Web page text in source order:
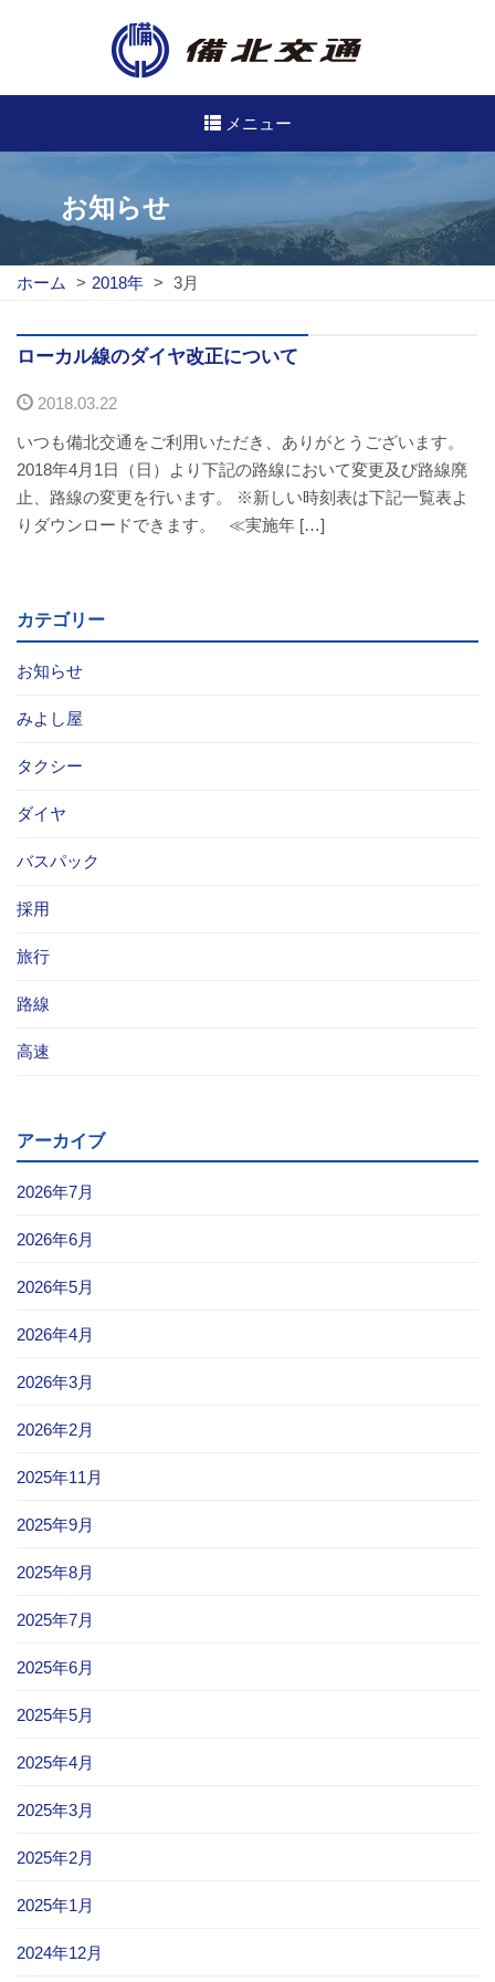
メニュー
高速バス
路線バス
路線図
定期券について
バスのご利用方法
バスパックについて
まごころツアー
企業情報
備北交通の歴史（アルバム）
リンク
お知らせ
ホーム > 2018年 > 3月
ローカル線のダイヤ改正について
2018.03.22
いつも備北交通をご利用いただき、ありがとうございます。
2018年4月1日（日）より下記の路線において変更及び路線廃
止、路線の変更を行います。 ※新しい時刻表は下記一覧表よ
りダウンロードできます。 ≪実施年 […]
カテゴリー
お知らせ
みよし屋
タクシー
ダイヤ
バスパック
採用
旅行
路線
高速
アーカイブ
2026年7月
2026年6月
2026年5月
2026年4月
2026年3月
2026年2月
2025年11月
2025年9月
2025年8月
2025年7月
2025年6月
2025年5月
2025年4月
2025年3月
2025年2月
2025年1月
2024年12月